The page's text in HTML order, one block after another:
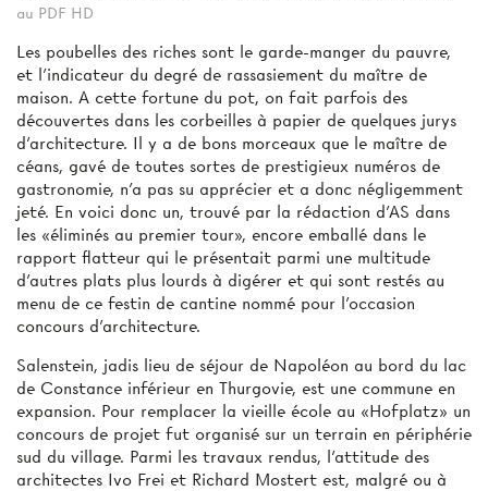
au PDF HD
Les poubelles des riches sont le garde-manger du pauvre,
et l'indicateur du degré de rassasiement du maître de
maison. A cette fortune du pot, on fait parfois des
découvertes dans les corbeilles à papier de quelques jurys
d'architecture. Il y a de bons morceaux que le maître de
céans, gavé de toutes sortes de prestigieux numéros de
gastronomie, n'a pas su apprécier et a donc négligemment
jeté. En voici donc un, trouvé par la rédaction d'AS dans
les «éliminés au premier tour», encore emballé dans le
rapport flatteur qui le présentait parmi une multitude
d'autres plats plus lourds à digérer et qui sont restés au
menu de ce festin de cantine nommé pour l'occasion
concours d'architecture.
Salenstein, jadis lieu de séjour de Napoléon au bord du lac
de Constance inférieur en Thurgovie, est une commune en
expansion. Pour remplacer la vieille école au «Hofplatz» un
concours de projet fut organisé sur un terrain en périphérie
sud du village. Parmi les travaux rendus, l'attitude des
architectes Ivo Frei et Richard Mostert est, malgré ou à